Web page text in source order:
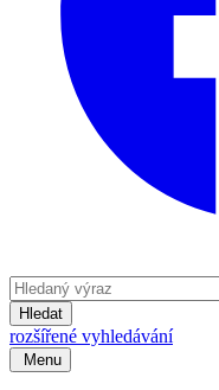
Hledat
rozšířené vyhledávání
Menu